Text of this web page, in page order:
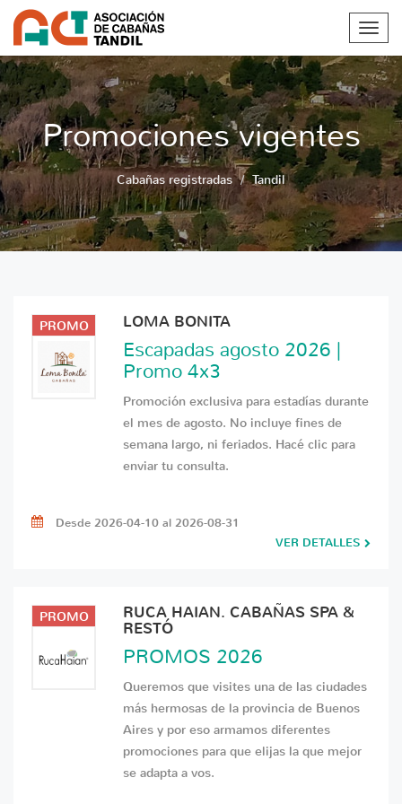
Promociones vigentes
Cabañas registradas Tandil
PROMO LOMA BONITA
Escapadas agosto 2026 |
Promo 4x3
Promoción exclusiva para estadías durante
el mes de agosto. No incluye fines de
semana largo, ni feriados. Hacé clic para
enviar tu consulta.
Desde 2026-04-10 al 2026-08-31
VER DETALLES
PROMO RUCA HAIAN. CABAÑAS SPA &
RESTÓ
PROMOS 2026
Queremos que visites una de las ciudades
más hermosas de la provincia de Buenos
Aires y por eso armamos diferentes
promociones para que elijas la que mejor
se adapta a vos.